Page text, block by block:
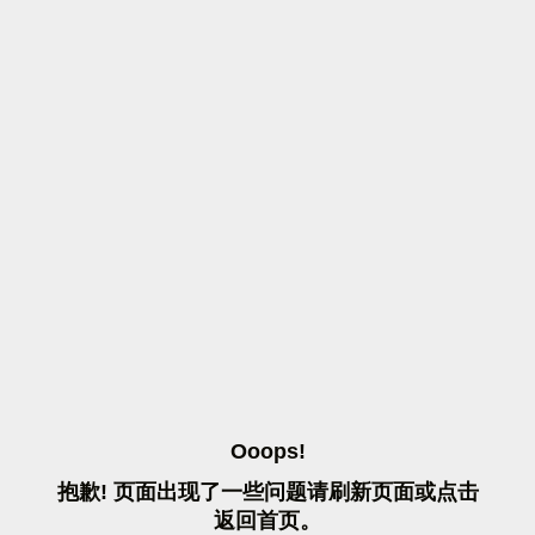
OOOPS!
抱歉! 页面出现了一些问题请刷 新页面或点击
返 回首页。